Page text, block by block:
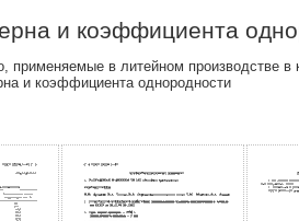
и коэффициента
применяемые в литейном производстве
и коэффициента однородности